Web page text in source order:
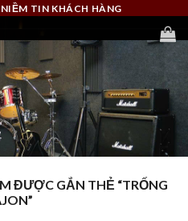
TIN KHÁCH HÀNG
ĐƯỢC GẮN THẺ “TRỐNG